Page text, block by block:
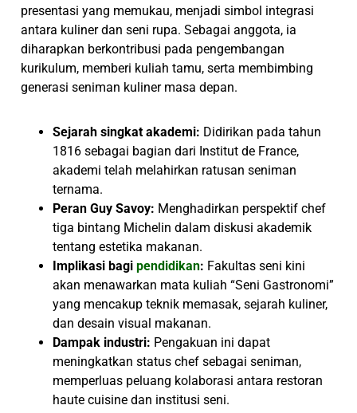
presentasi yang memukau, menjadi simbol integrasi
antara kuliner dan seni rupa. Sebagai anggota, ia
diharapkan berkontribusi pada pengembangan
kurikulum, memberi kuliah tamu, serta membimbing
generasi seniman kuliner masa depan.
Sejarah singkat akademi: Didirikan pada tahun
1816 sebagai bagian dari Institut de France,
akademi telah melahirkan ratusan seniman
ternama.
Peran Guy Savoy: Menghadirkan perspektif chef
tiga bintang Michelin dalam diskusi akademik
tentang estetika makanan.
Implikasi bagipendidikan: Fakultas seni kini
akan menawarkan mata kuliah “Seni Gastronomi”
yang mencakup teknik memasak, sejarah kuliner,
dan desain visual makanan.
Dampak industri: Pengakuan ini dapat
meningkatkan status chef sebagai seniman,
memperluas peluang kolaborasi antara restoran
haute cuisine dan institusi seni.